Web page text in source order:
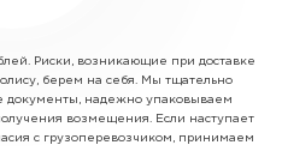
Риски, возникающие при доставке
берем на себя. Мы тщательно
документы, надежно упаковываем
возмещения. Если наступает
с грузоперевозчиком, принимаем